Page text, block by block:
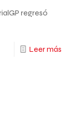
regresó
Leer más